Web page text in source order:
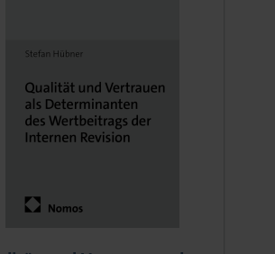
product page
price depends on the options chosen